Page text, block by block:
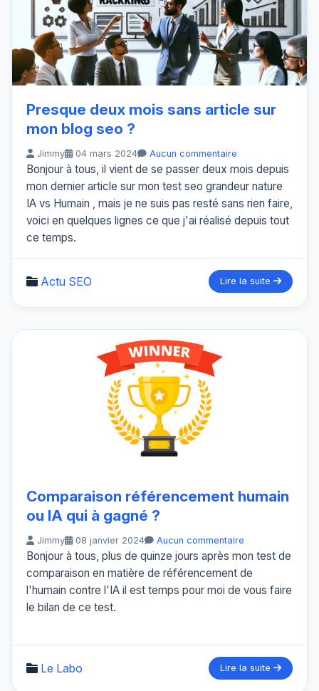
Presque deux mois sans article sur
mon blog seo ?
Jimmy 04 mars 2024 Aucun commentaire
Bonjour à tous, il vient de se passer deux mois depuis
mon dernier article sur mon test seo grandeur nature
IA vs Humain , mais je ne suis pas resté sans rien faire,
voici en quelques lignes ce que j'ai réalisé depuis tout
ce temps.
Actu SEO Lire la suite
Comparaison référencement humain
ou IA qui à gagné ?
Jimmy 08 janvier 2024 Aucun commentaire
Bonjour à tous, plus de quinze jours après mon test de
comparaison en matière de référencement de
l'humain contre l'IA il est temps pour moi de vous faire
le bilan de ce test.
Le Labo Lire la suite